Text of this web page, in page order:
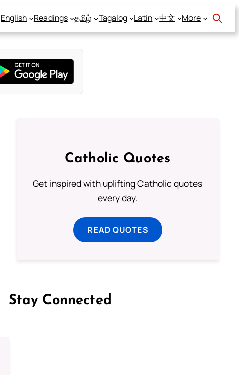
English Readings தமிழ் Tagalog Latin 中文 More
Catholic Quotes
Get inspired with uplifting Catholic quotes
every day.
READ QUOTES
Stay Connected